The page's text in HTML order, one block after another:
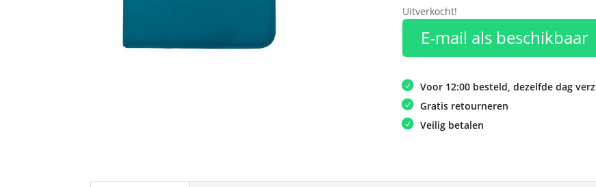
Uitverkocht!
E-mail als beschikbaar
Voor 12:00 besteld, dezelfde dag
Gratis retourneren
Veilig betalen